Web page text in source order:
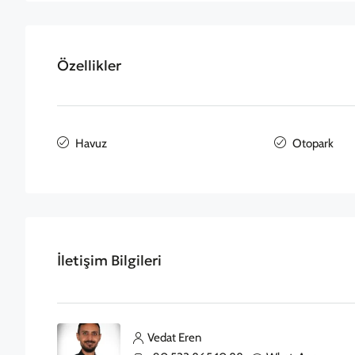
Özellikler
Havuz Otopark
İletişim Bilgileri
Vedat Eren